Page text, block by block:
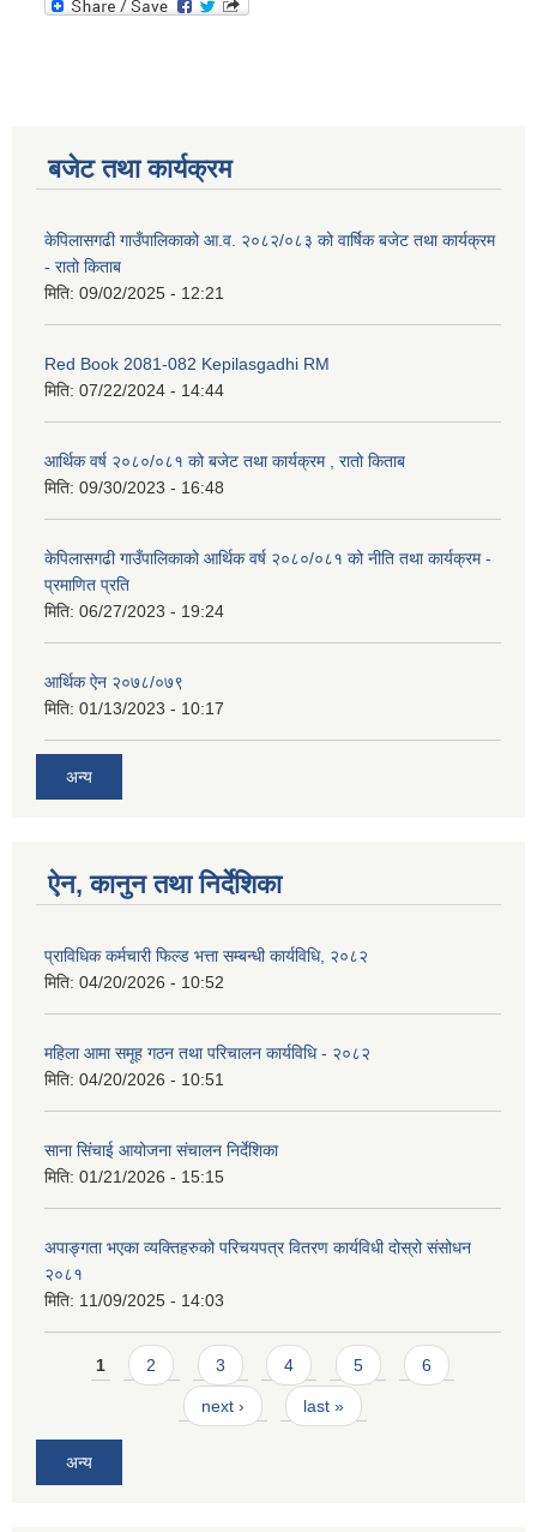
बजेट तथा कार्यक्रम
केपिलासगढी गाउँपालिकाको आ.व. २०८२/०८३ को वार्षिक बजेट तथा कार्यक्रम
- रातो किताब
मिति: 09/02/2025 - 12:21
Red Book 2081-082 Kepilasgadhi RM
मिति: 07/22/2024 - 14:44
आर्थिक वर्ष २०८०/०८१ को बजेट तथा कार्यक्रम , रातो किताब
मिति: 09/30/2023 - 16:48
केपिलासगढी गाउँपालिकाको आर्थिक वर्ष २०८०/०८१ को नीति तथा कार्यक्रम -
प्रमाणित प्रति
मिति: 06/27/2023 - 19:24
आर्थिक ऐन २०७८/०७९
मिति: 01/13/2023 - 10:17
अन्य
ऐन, कानुन तथा निर्देशिका
प्राविधिक कर्मचारी फिल्ड भत्ता सम्बन्धी कार्यविधि, २०८२
मिति: 04/20/2026 - 10:52
महिला आमा समूह गठन तथा परिचालन कार्यविधि - २०८२
मिति: 04/20/2026 - 10:51
साना सिंचाई आयोजना संचालन निर्देशिका
मिति: 01/21/2026 - 15:15
अपाङ्गता भएका व्यक्तिहरुको परिचयपत्र वितरण कार्यविधी दोस्रो संसोधन
२०८१
मिति: 11/09/2025 - 14:03
Pages
1 2 3 4 5 6
next › last »
अन्य